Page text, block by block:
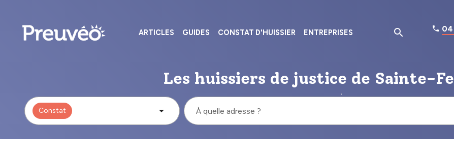
ARTICLES GUIDES CONSTAT D'HUISSIER ENTREPRISES 04
Les huissiers de justice de Sainte-
Constat À quelle adresse ?